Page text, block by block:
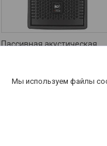
Пассивная акустическая
Мы используем файлы